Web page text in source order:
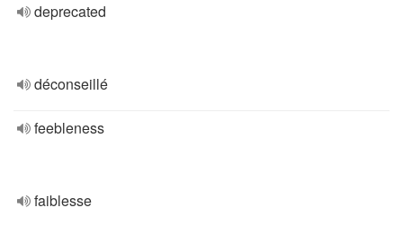
deprecated
déconseillé
feebleness
faiblesse